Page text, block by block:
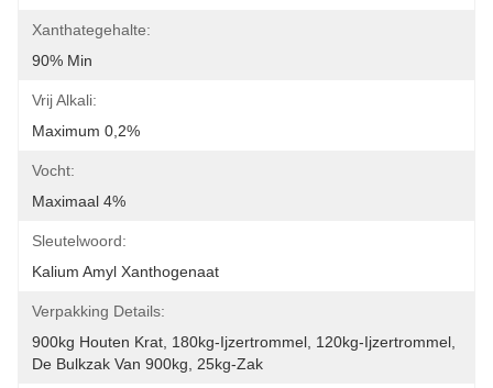
Xanthategehalte:
90% Min
Vrij Alkali:
Maximum 0,2%
Vocht:
Maximaal 4%
Sleutelwoord:
Kalium Amyl Xanthogenaat
Verpakking Details:
900kg Houten Krat, 180kg-Ijzertrommel, 120kg-Ijzertrommel,
De Bulkzak Van 900kg, 25kg-Zak